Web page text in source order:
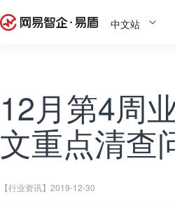
中文站
12月第4周
文重点清查
【行业资讯】 2019-12-30